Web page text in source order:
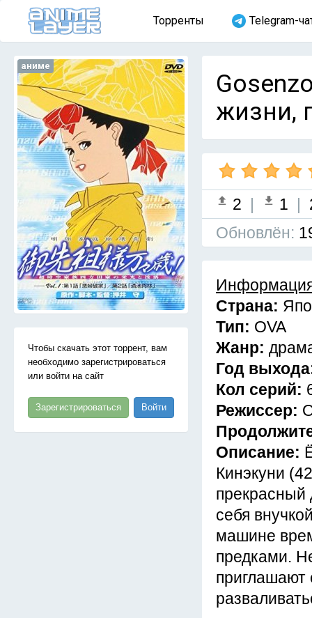
Торренты Telegram-
аниме
Чтобы скачать этот торрент, вам
необходимо зарегистрироваться
или войти на сайт
Зарегистрироваться Войти
жизни,
2 | 1 |
Обновлён:
Страна:
Тип: OVA
Жанр:
Год
Кол серий:
Режиссер:
Описание:
Кинэкуни
прекрасный
себя
машине
предками.
приглашают